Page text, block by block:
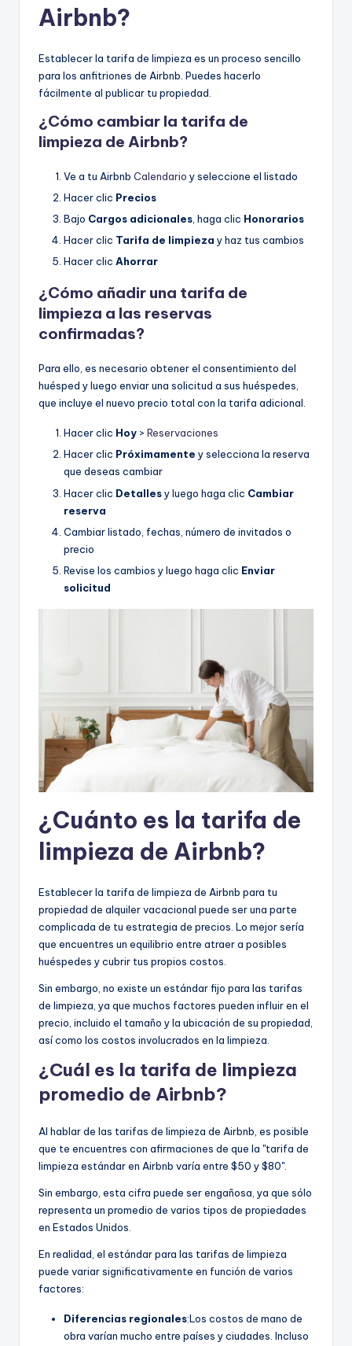
Airbnb?
Establecer la tarifa de limpieza es un proceso sencillo
para los anfitriones de Airbnb. Puedes hacerlo
fácilmente al publicar tu propiedad.
¿Cómo cambiar la tarifa de
limpieza de Airbnb?
Ve a tu Airbnb Calendario y seleccione el listado
Hacer clic Precios
Bajo Cargos adicionales , haga clic Honorarios
Hacer clic Tarifa de limpieza y haz tus cambios
Hacer clic Ahorrar
¿Cómo añadir una tarifa de
limpieza a las reservas
confirmadas?
Para ello, es necesario obtener el consentimiento del
huésped y luego enviar una solicitud a sus huéspedes,
que incluye el nuevo precio total con la tarifa adicional.
Hacer clic Hoy > Reservaciones
Hacer clic Próximamente y selecciona la reserva
que deseas cambiar
Hacer clic Detallesy luego haga clic Cambiar
reserva
Cambiar listado, fechas, número de invitados o
precio
Revise los cambios y luego haga clic Enviar
solicitud
¿Cuánto es la tarifa de
limpieza de Airbnb?
Establecer la tarifa de limpieza de Airbnb para tu
propiedad de alquiler vacacional puede ser una parte
complicada de tu estrategia de precios. Lo mejor sería
que encuentres un equilibrio entre atraer a posibles
huéspedes y cubrir tus propios costos.
Sin embargo, no existe un estándar fijo para las tarifas
de limpieza, ya que muchos factores pueden influir en el
precio, incluido el tamaño y la ubicación de su propiedad,
así como los costos involucrados en la limpieza.
¿Cuál es la tarifa de limpieza
promedio de Airbnb?
Al hablar de las tarifas de limpieza de Airbnb, es posible
que te encuentres con afirmaciones de que la "tarifa de
limpieza estándar en Airbnb varía entre $50 y $80".
Sin embargo, esta cifra puede ser engañosa, ya que sólo
representa un promedio de varios tipos de propiedades
en Estados Unidos.
En realidad, el estándar para las tarifas de limpieza
puede variar significativamente en función de varios
factores:
Diferencias regionales:Los costos de mano de
obra varían mucho entre países y ciudades. Incluso